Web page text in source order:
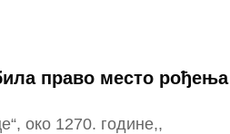
право место рођења
око 1270. године,,